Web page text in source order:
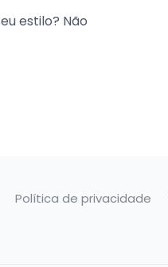
estilo? Não
Política de privacidade